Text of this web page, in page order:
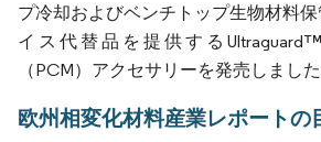
プ冷却およびベンチトップ生物材料
イス代替品を提供する
（PCM）アクセサリーを発売しました
欧州相変化材料産業レポートの